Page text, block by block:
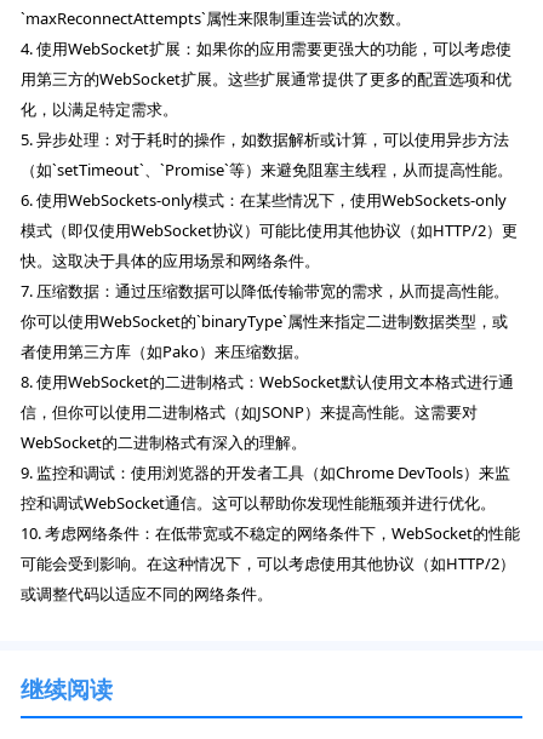
`maxReconnectAttempts`属性来限制重连尝试的次数。
4. 使用WebSocket扩展：如果你的应用需要更强大的功能，可以考虑使
用第三方的WebSocket扩展。这些扩展通常提供了更多的配置选项和优
化，以满足特定需求。
5. 异步处理：对于耗时的操作，如数据解析或计算，可以使用异步方法
（如`setTimeout`、`Promise`等）来避免阻塞主线程，从而提高性能。
6. 使用WebSockets-only模式：在某些情况下，使用WebSockets-only
模式（即仅使用WebSocket协议）可能比使用其他协议（如HTTP/2）更
快。这取决于具体的应用场景和网络条件。
7. 压缩数据：通过压缩数据可以降低传输带宽的需求，从而提高性能。
你可以使用WebSocket的`binaryType`属性来指定二进制数据类型，或
者使用第三方库（如Pako）来压缩数据。
8. 使用WebSocket的二进制格式：WebSocket默认使用文本格式进行通
信，但你可以使用二进制格式（如JSONP）来提高性能。这需要对
WebSocket的二进制格式有深入的理解。
9. 监控和调试：使用浏览器的开发者工具（如Chrome DevTools）来监
控和调试WebSocket通信。这可以帮助你发现性能瓶颈并进行优化。
10. 考虑网络条件：在低带宽或不稳定的网络条件下，WebSocket的性能
可能会受到影响。在这种情况下，可以考虑使用其他协议（如HTTP/2）
或调整代码以适应不同的网络条件。
继续阅读